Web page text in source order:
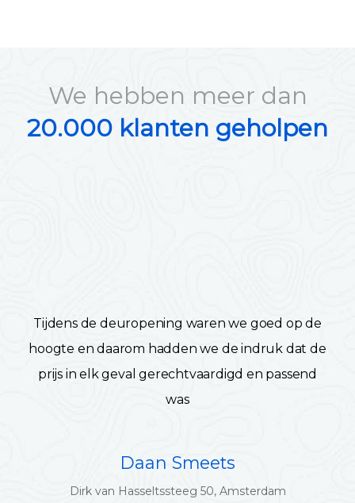
We hebben meer dan
20.000 klanten geholpen
Tijdens de deuropening waren we goed op de
hoogte en daarom hadden we de indruk dat de
prijs in elk geval gerechtvaardigd en passend
was
Daan Smeets
Dirk van Hasseltssteeg 50, Amsterdam